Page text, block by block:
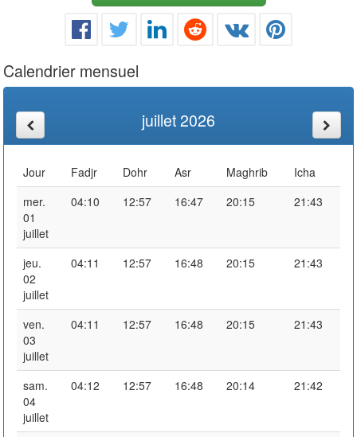
Calendrier mensuel
juillet 2026
Jour Fadjr Dohr Asr Maghrib
Icha
mer.
01
juillet
04:10 12:57 16:47 20:15 21:43
jeu.
02
juillet
04:11 12:57 16:48 20:15 21:43
ven.
03
juillet
04:11 12:57 16:48 20:15 21:43
sam.
04
juillet
04:12 12:57 16:48 20:14 21:42